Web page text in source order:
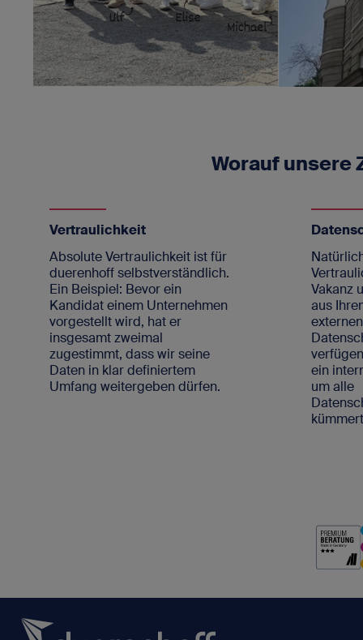
Worauf unsere
Vertraulichkeit
Absolute Vertraulichkeit ist für
duerenhoff selbstverständlich.
Ein Beispiel: Bevor ein
Kandidat einem Unternehmen
vorgestellt wird, hat er
insgesamt zweimal
zugestimmt, dass wir seine
Daten in klar definiertem
Umfang weitergeben dürfen.
Vakanz
aus
externen
ein
um alle